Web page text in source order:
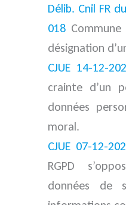
Délib. Cnil FR
018
désignation
CJUE 14-12-
crainte d’un
données
moral.
CJUE 07-12-
RGPD
données de